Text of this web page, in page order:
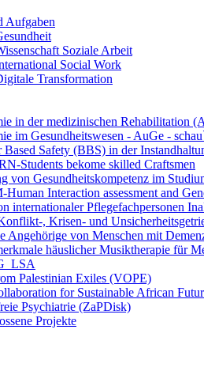
Aufgaben
Soziale Arbeit
Social Work
Transformation
in der medizinischen Rehabilitation
im Gesundheitswesen - AuGe -
Based Safety (BBS) in der
Students bekome skilled Craftsmen
von Gesundheitskompetenz im
Interaction assessment and
internationaler Pflegefachpersonen
, Krisen- und
Angehörige von Menschen mit
häuslicher Musiktherapie für
Palestinian Exiles (VOPE)
for Sustainable African
Psychiatrie (ZaPDisk)
Projekte